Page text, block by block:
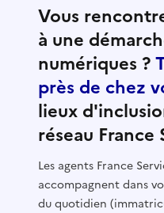
Vous
à une
numériques ?
près de chez
lieux
réseau France
Les agents France
accompagnent dans
du quotidien